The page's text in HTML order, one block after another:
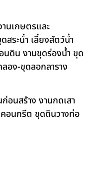
นเกษตรและ
ระน้ำ เลี้ยงสัตว์น้ำ
นดิน งานขุดร่องน้ำ ขุด
อง-ขุดลอกลาราง
อนสร้าง งานกดเสา
คอนกรีต ขุดดินวางท่อ